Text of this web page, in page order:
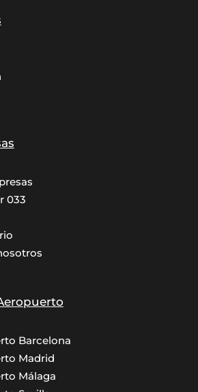
033
Barcelona
Madrid
Málaga